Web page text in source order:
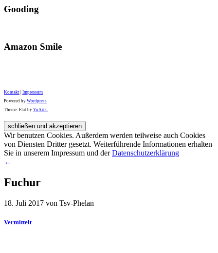
Gooding
Amazon Smile
Kontakt Impressum
Powered by Wordpress
Theme: Flat by YoArts.
Wir benutzen Cookies. Außerdem werden teilweise auch Cookies
von Diensten Dritter gesetzt. Weiterführende Informationen erhalten
Sie in unserem Impressum und derDatenschutzerklärung
←
Fuchur
18. Juli 2017 von Tsv-Phelan
Vermittelt